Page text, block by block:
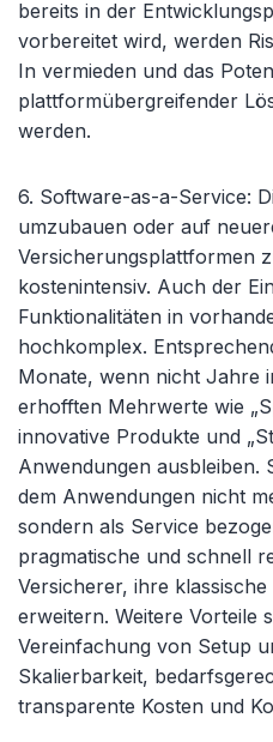
bereits in der
vorbereitet wird, werden
In vermieden und das
plattformübergreifender
werden.
6. Software-as-a-Service:
umzubauen oder auf
Versicherungsplattformen
kostenintensiv. Auch der
Funktionalitäten in
hochkomplex.
Monate, wenn nicht Jahre
erhofften Mehrwerte wie
innovative Produkte und
Anwendungen ausbleiben.
dem Anwendungen nicht
sondern als Service
pragmatische und schnell
Versicherer, ihre
erweitern. Weitere Vorteile
Vereinfachung von Setup
Skalierbarkeit,
transparente Kosten und